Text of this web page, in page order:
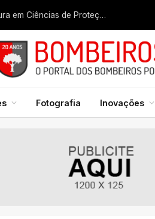
Liga dos Bombeiros quer fazer nascer licenciatura em Ciências de Proteção Civil e Bombeiros
Fotografia Inovações